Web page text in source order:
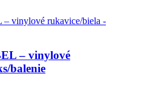
– vinylové
balenie